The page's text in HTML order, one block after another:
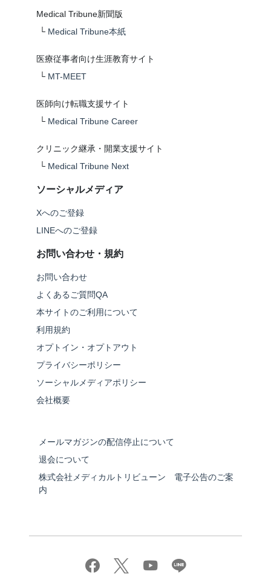
Medical Tribune新聞版
└ Medical Tribune本紙
医療従事者向け生涯教育サイト
└ MT-MEET
医師向け転職支援サイト
└ Medical Tribune Career
クリニック継承・開業支援サイト
└ Medical Tribune Next
ソーシャルメディア
Xへのご登録
LINEへのご登録
お問い合わせ・規約
お問い合わせ
よくあるご質問QA
本サイトのご利用について
利用規約
オプトイン・オプトアウト
プライバシーポリシー
ソーシャルメディアポリシー
会社概要
メールマガジンの配信停止について
退会について
株式会社メディカルトリビューン 電子公告のご案
内